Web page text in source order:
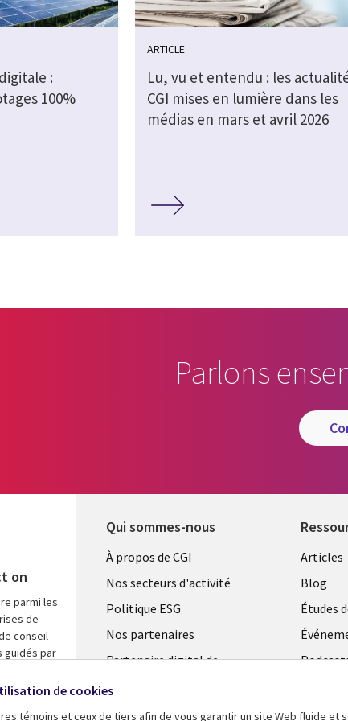
:
100%
ARTICLE
Lu, vu et entendu : les
CGI mises en lumière dans les
médias en mars et avril 2026
Parlons
on
parmi les
de
conseil
guidés par
de vos
Qui sommes-nous
Useful
links
FRANCE
À propos de CGI
Nos secteurs d'activité
Politique ESG
Nos partenaires
Partenaire digital de
Links
Articles
Blog
Études
Vidéos
de cookies
témoins et ceux de tiers afin de vous garantir un site Web fluide